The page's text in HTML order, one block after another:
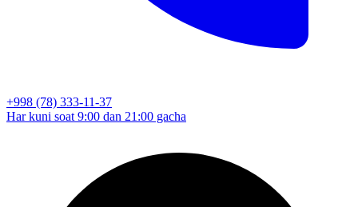
+998 (78) 333-11-37
Har kuni soat 9:00 dan 21:00 gacha